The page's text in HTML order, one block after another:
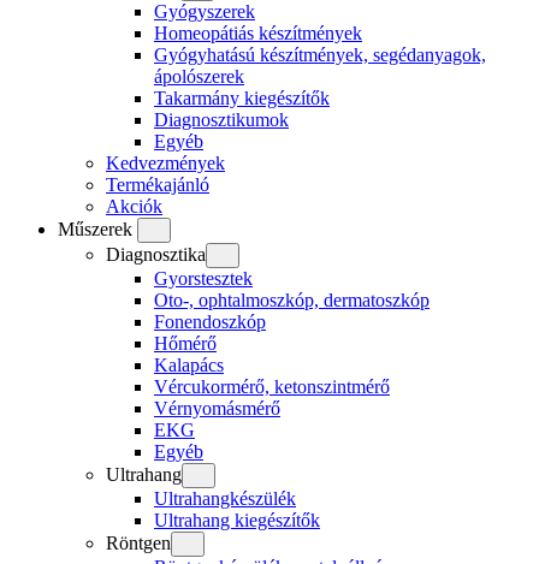
Gyógyszerek
Homeopátiás készítmények
Gyógyhatású készítmények, segédanyagok,
ápolószerek
Takarmány kiegészítők
Diagnosztikumok
Egyéb
Kedvezmények
Termékajánló
Akciók
Műszerek
Diagnosztika
Gyorstesztek
Oto-, ophtalmoszkóp, dermatoszkóp
Fonendoszkóp
Hőmérő
Kalapács
Vércukormérő, ketonszintmérő
Vérnyomásmérő
EKG
Egyéb
Ultrahang
Ultrahangkészülék
Ultrahang kiegészítők
Röntgen